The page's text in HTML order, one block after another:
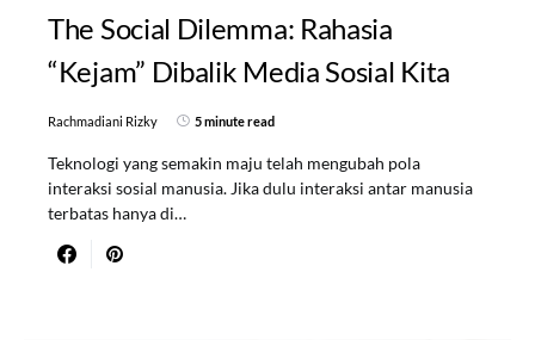
The Social Dilemma: Rahasia
“Kejam” Dibalik Media Sosial Kita
Rachmadiani Rizky 5 minute read
Teknologi yang semakin maju telah mengubah pola
interaksi sosial manusia. Jika dulu interaksi antar manusia
terbatas hanya di…